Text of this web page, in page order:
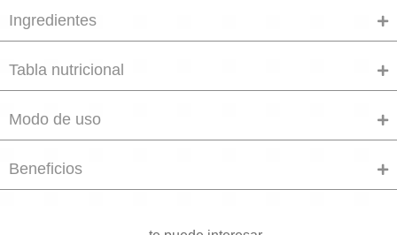
Ingredientes
Tabla nutricional
Modo de uso
Beneficios